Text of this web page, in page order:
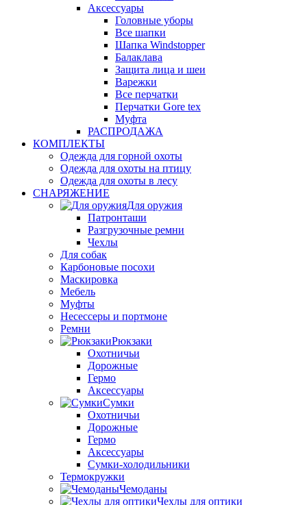
Аксессуары
Головные уборы
Все шапки
Шапка Windstopper
Балаклава
Защита лица и шеи
Варежки
Все перчатки
Перчатки Gore tex
Муфта
РАСПРОДАЖА
КОМПЛЕКТЫ
Одежда для горной охоты
Одежда для охоты на птицу
Одежда для охоты в лесу
СНАРЯЖЕНИЕ
Для оружия
Патронташи
Разгрузочные ремни
Чехлы
Для собак
Карбоновые посохи
Маскировка
Мебель
Муфты
Несессеры и портмоне
Ремни
Рюкзаки
Охотничьи
Дорожные
Гермо
Аксессуары
Сумки
Охотничьи
Дорожные
Гермо
Аксессуары
Сумки-холодильники
Термокружки
Чемоданы
Чехлы для оптики